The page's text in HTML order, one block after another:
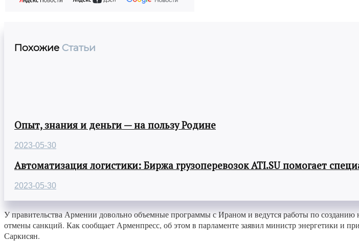
Похожие Статьи
Опыт, знания и деньги — на пользу Родине
2023-05-30
Автоматизация логистики: Биржа грузоперевозок ATI.SU помогает
2023-05-30
У правительства Армении довольно объемные программы с Ираном и ведутся работы по
отмены санкций. Как сообщает Арменпресс, об этом в парламенте заявил министр энергетики и
Саркисян.